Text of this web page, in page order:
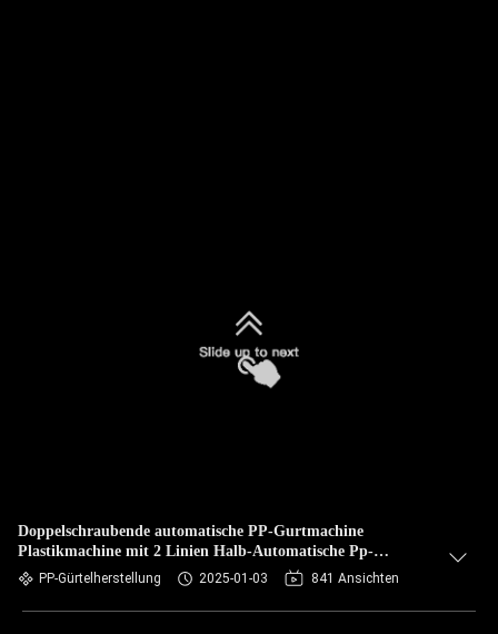
Doppelschraubende automatische PP-Gurtmachine
Plastikmachine mit 2 Linien Halb-Automatische Pp-
Gurtmachine
PP-Gürtelherstellung 2025-01-03 841 Ansichten